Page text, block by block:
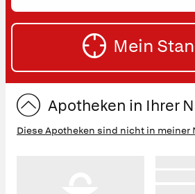
oder
Straße
Mein
Apotheken in Ihrer
Diese Apotheken sind nicht in meiner